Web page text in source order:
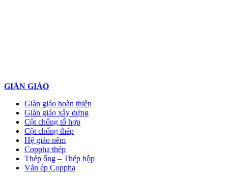
GIÀN GIÁO
Giàn giáo hoàn thiện
Giàn giáo xây dựng
Cột chống tổ hợp
Cột chống thép
Hệ giáo nêm
Coppha thép
Thép ống – Thép hộp
Ván ép Coppha